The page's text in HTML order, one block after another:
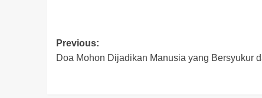
Previous:
Doa Mohon Dijadikan Manusia yang Bersyukur